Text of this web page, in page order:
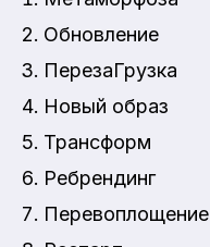
Обновление
ПерезаГрузка
Новый образ
Трансформ
Ребрендинг
Перевоплощение